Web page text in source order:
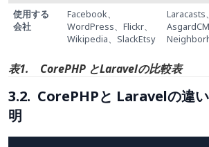
使用する
会社
Facebook、
WordPress、Flickr、
Wikipedia、SlackEtsy
Laracasts
表1. CorePHP とLaravelの比較表
3.2. CorePHPと Laravelの違
明